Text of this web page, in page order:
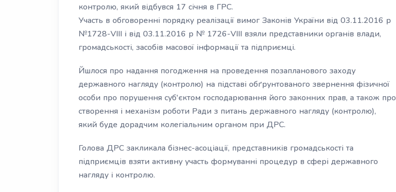
контролю, який відбувся 17 січня в ГРС.
Участь в обговоренні порядку реалізації вимог Законів України від 03.11.2016 р
№1728-VIII і від 03.11.2016 р № 1726-VIII взяли представники органів влади,
громадськості, засобів масової інформації та підприємці.
Йшлося про надання погодження на проведення позапланового заходу
державного нагляду (контролю) на підставі обґрунтованого звернення фізичної
особи про порушення суб'єктом господарювання його законних прав, а також про
створення і механізм роботи Ради з питань державного нагляду (контролю),
який буде дорадчим колегіальним органом при ДРС.
Голова ДРС закликала бізнес-асоціації, представників громадськості та
підприємців взяти активну участь формуванні процедур в сфері державного
нагляду і контролю.